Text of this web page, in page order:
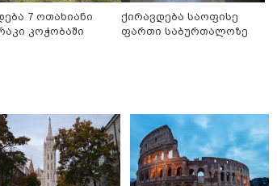
7 ოთახიანი
კოჭობაში
ქირავდება საოფისე
ფართი საბურთალოზე